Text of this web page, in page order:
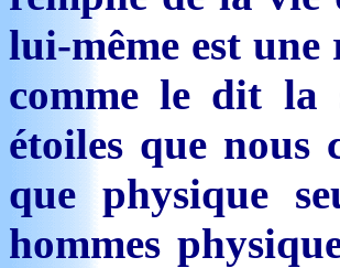
lui-même est
comme le dit la
étoiles que
que physique
hommes